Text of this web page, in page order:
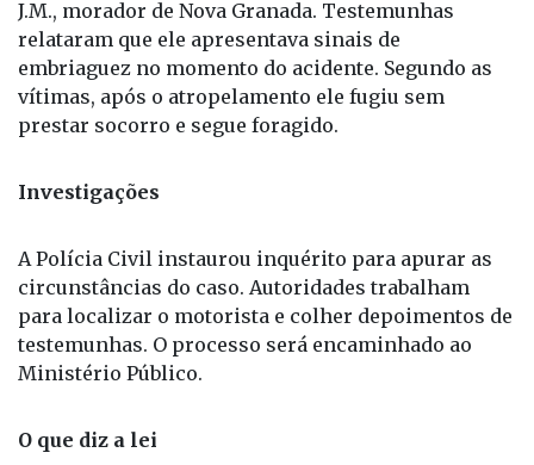
J.M., morador de Nova Granada. Testemunhas
relataram que ele apresentava sinais de
embriaguez no momento do acidente. Segundo as
vítimas, após o atropelamento ele fugiu sem
prestar socorro e segue foragido.
Investigações
A Polícia Civil instaurou inquérito para apurar as
circunstâncias do caso. Autoridades trabalham
para localizar o motorista e colher depoimentos de
testemunhas. O processo será encaminhado ao
Ministério Público.
O que diz a lei